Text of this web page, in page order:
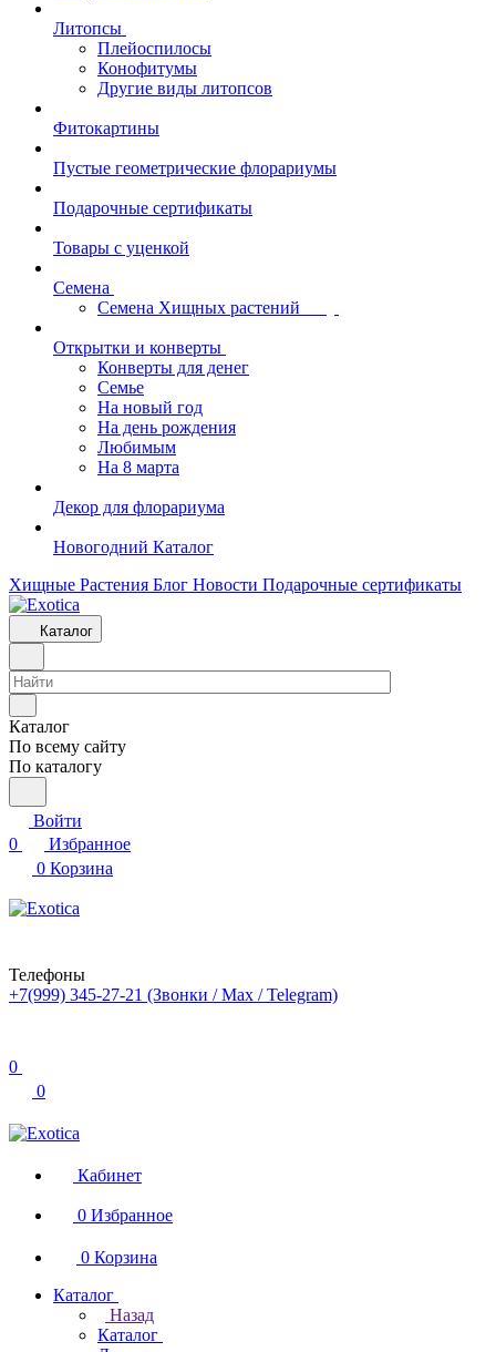
Литопсы
Плейоспилосы
Конофитумы
Другие виды литопсов
Фитокартины
Пустые геометрические флорариумы
Подарочные сертификаты
Товары с уценкой
Семена
Семена Хищных растений
Открытки и конверты
Конверты для денег
Семье
На новый год
На день рождения
Любимым
На 8 марта
Декор для флорариума
Новогодний Каталог
Хищные Растения Блог Новости Подарочные сертификаты
Каталог
Каталог
По всему сайту
По каталогу
Войти
0
Избранное
0 Корзина
Телефоны
+7(999) 345-27-21 (Звонки / Max / Telegram)
0
0
Кабинет
0 Избранное
0 Корзина
Каталог
Назад
Каталог